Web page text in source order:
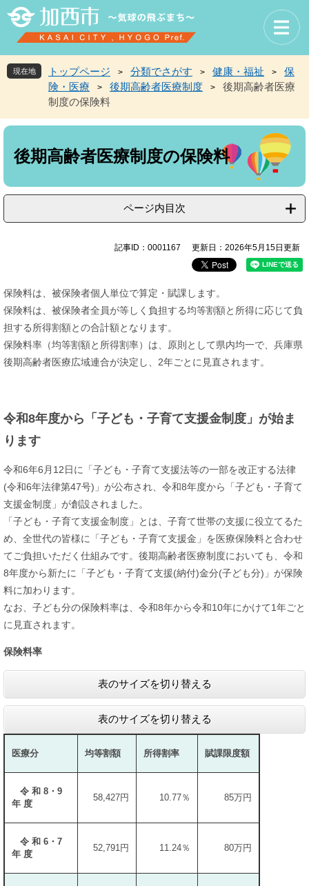
先
頭
を
飛
現在地 トップページ > 分類でさがす > 健康・福祉 >
保
険・医療
> 後期高齢者医療制度 >
後期高齢者医療
制度の保険料
本
後期高齢者医療制度の保険料
ページ内目次
記事ID：0001167 更新日：2026年5月15日更新
保険料は、被保険者個人単位で算定・賦課します。
保険料は、被保険者全員が等しく負担する均等割額と所得に応じて負
担する所得割額との合計額となります。
保険料率（均等割額と所得割率）は、原則として県内均一で、兵庫県
後期高齢者医療広域連合が決定し、2年ごとに見直されます。
令和8年度から「子ども・子育て支援金制度」が始ま
ります
令和6年6月12日に「子ども・子育て支援法等の一部を改正する法律
(令和6年法律第47号)」が公布され、令和8年度から「子ども・子育て
支援金制度」が創設されました。
「子ども・子育て支援金制度」とは、子育て世帯の支援に役立てるた
め、全世代の皆様に「子ども・子育て支援金」を医療保険料と合わせ
てご負担いただく仕組みです。後期高齢者医療制度においても、令和
8年度から新たに「子ども・子育て支援(納付)金分(子ども分)」が保険
料に加わります。
なお、子ども分の保険料率は、令和8年から令和10年にかけて1年ごと
に見直されます。
保険料率
表のサイズを切り替える
表のサイズを切り替える
医療分 均等割額 所得割率 賦課限度額
令 和 8・9
年 度
58,427円 10.77％ 85万円
令 和 6・7
年 度
52,791円 11.24％ 80万円